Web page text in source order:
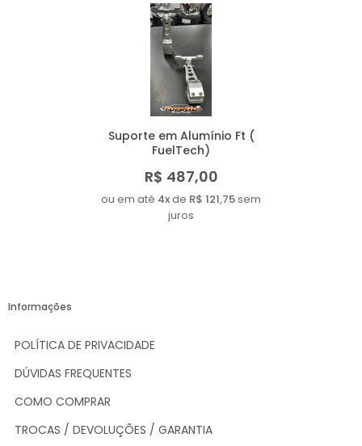
Suporte em Alumínio Ft (
FuelTech)
R$ 487,00
ou em até 4xde R$ 121,75sem
juros
Informações
POLÍTICA DE PRIVACIDADE
DÚVIDAS FREQUENTES
COMO COMPRAR
TROCAS / DEVOLUÇÕES / GARANTIA